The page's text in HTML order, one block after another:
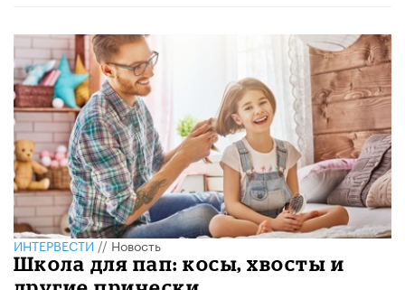
ИНТЕРВЕСТИ//Новость
Школа для пап: косы, хвосты и